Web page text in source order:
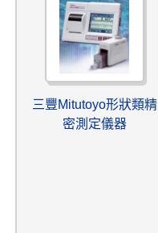
三豐Mitutoyo形狀類精
密測定儀器